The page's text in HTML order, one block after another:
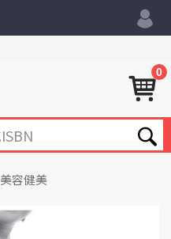
0
美容健美